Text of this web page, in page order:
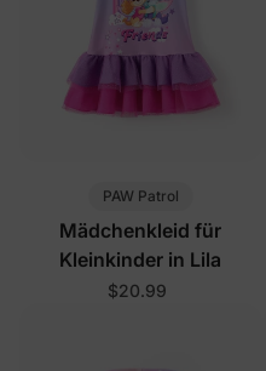
PAW Patrol
Mädchenkleid für
Kleinkinder in Lila
$20.99